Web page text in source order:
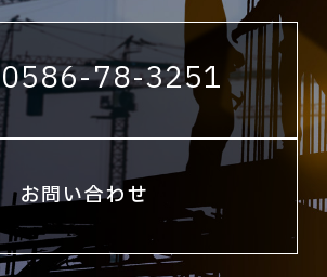
0586-78-3251
お問い合わせ